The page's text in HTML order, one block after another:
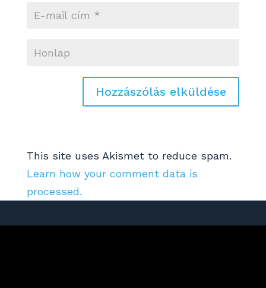
This site uses Akismet to reduce spam.
Learn how your comment data is
processed.